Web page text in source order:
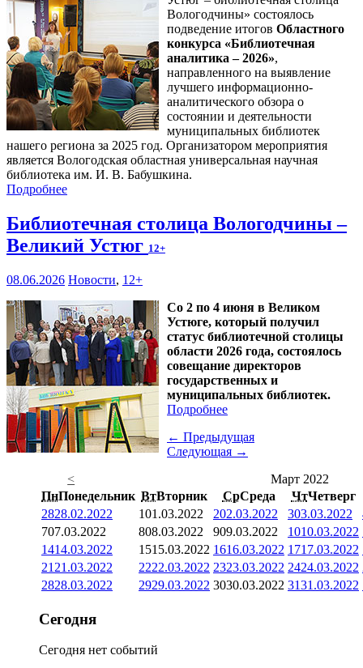
Вологодчины» состоялось
подведение итогов Областного
конкурса «Библиотечная
аналитика – 2026»,
направленного на выявление
лучшего информационно-
аналитического обзора о
состоянии и деятельности
муниципальных библиотек
нашего региона за 2025 год. Организатором мероприятия
является Вологодская областная универсальная научная
библиотека им. И. В. Бабушкина.
Подробнее
Библиотечная столица Вологодчины –
Великий Устюг 12+
08.06.2026 Новости, 12+
Со 2 по 4 июня в Великом
Устюге, который получил
статус библиотечной столицы
области 2026 года, состоялось
совещание директоров
государственных и
муниципальных библиотек.
Подробнее
← Предыдущая
Следующая →
<
Март 2022
ПнПонедельник ВтВторник СрСреда ЧтЧетверг
2828.02.2022 101.03.2022 202.03.2022 303.03.2022
707.03.2022 808.03.2022 909.03.2022 1010.03.2022
1414.03.2022 1515.03.2022 1616.03.2022 1717.03.2022
21 21.03.2022 2222.03.2022 2323.03.2022 2424.03.2022
2828.03.2022 2929.03.2022 3030.03.2022 3131.03.2022
Сегодня
Сегодня нет событий